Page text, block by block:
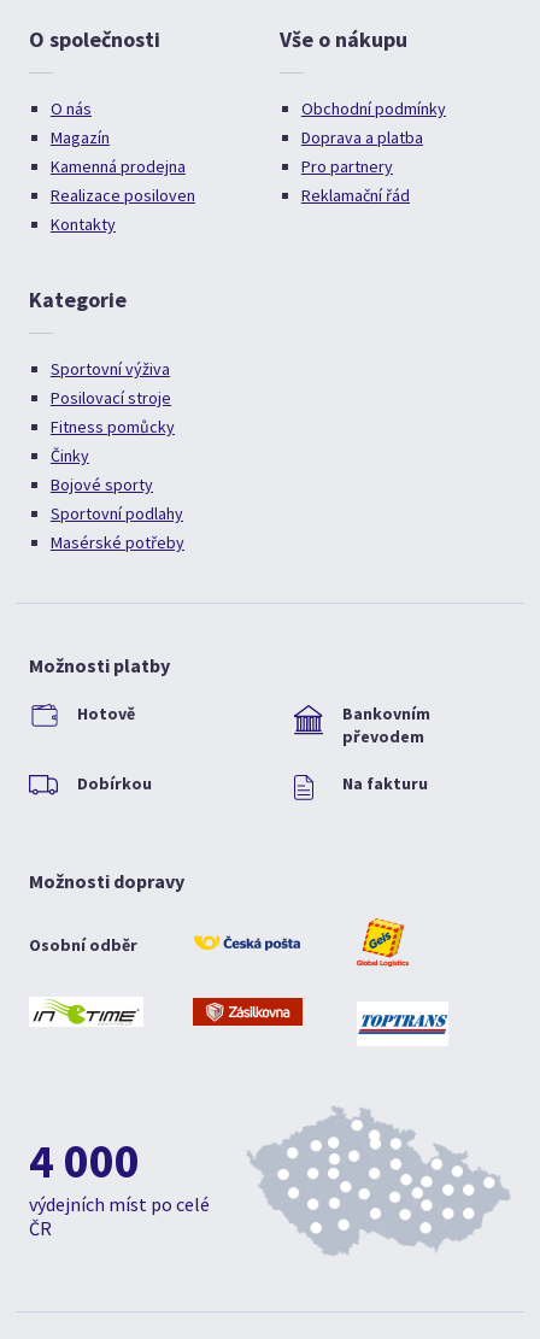
O společnosti
O nás
Magazín
Kamenná prodejna
Realizace posiloven
Kontakty
Vše o nákupu
Obchodní podmínky
Doprava a platba
Pro partnery
Reklamační řád
Kategorie
Sportovní výživa
Posilovací stroje
Fitness pomůcky
Činky
Bojové sporty
Sportovní podlahy
Masérské potřeby
Možnosti platby
Hotově
Bankovním
převodem
Dobírkou Na fakturu
Možnosti dopravy
Osobní odběr
4 000
výdejních míst po celé
ČR